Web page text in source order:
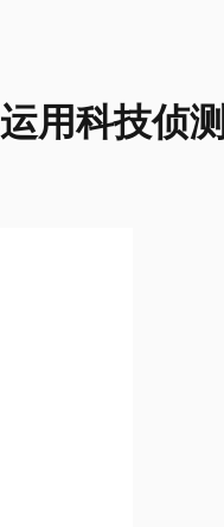
用科技侦